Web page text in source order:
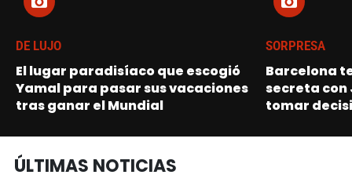
DE LUJO
El lugar paradisíaco que escogió
Yamal para pasar sus vacaciones
tras ganar el Mundial
SORPRESA
Barcelona
secreta con
tomar
ÚLTIMAS NOTICIAS